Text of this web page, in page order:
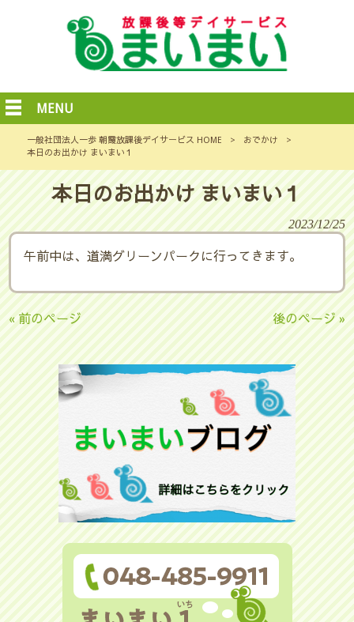
MENU
一般社団法人一歩 朝霞放課後デイサービス HOME > おでかけ
>
本日のお出かけ まいまい１
本日のお出かけ まいまい１
2023/12/25
午前中は、道満グリーンパークに行ってきます。
« 前のページ 後のページ »